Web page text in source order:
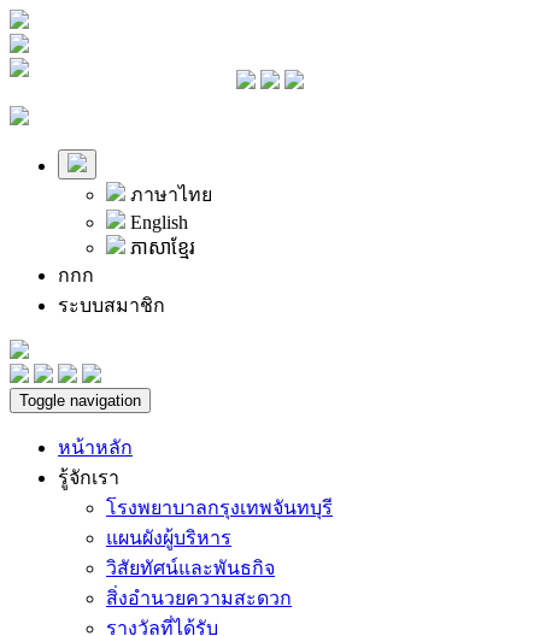
ภาษาไทย
English
ភាសាខ្មែរ
กกก
ระบบสมาชิก
Toggle navigation
หน้าหลัก
รู้จักเรา
โรงพยาบาลกรุงเทพจันทบุรี
แผนผังผู้บริหาร
วิสัยทัศน์และพันธกิจ
สิ่งอำนวยความสะดวก
รางวัลที่ได้รับ